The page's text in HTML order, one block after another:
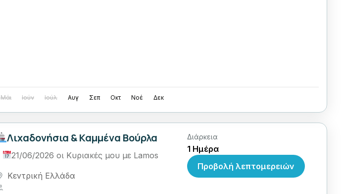
Μάι Ιούν Ιούλ Αυγ Σεπ Οκτ Νοέ Δεκ
Λιχαδονήσια & Καμμένα Βούρλα
21/06/2026 οι Κυριακές μου με Lamos
Κεντρική Ελλάδα
Διάρκεια
1 Ημέρα
Προβολή λεπτομερειών